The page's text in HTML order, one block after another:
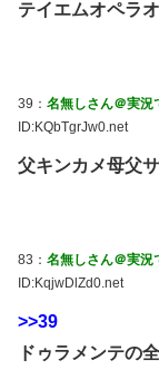
テイエムオペラ
39： 名無しさん＠実況
ID:KQbTgrJw0.net
父キンカメ母父
83： 名無しさん＠実況
ID:KqjwDlZd0.net
>>39
ドゥラメンテの